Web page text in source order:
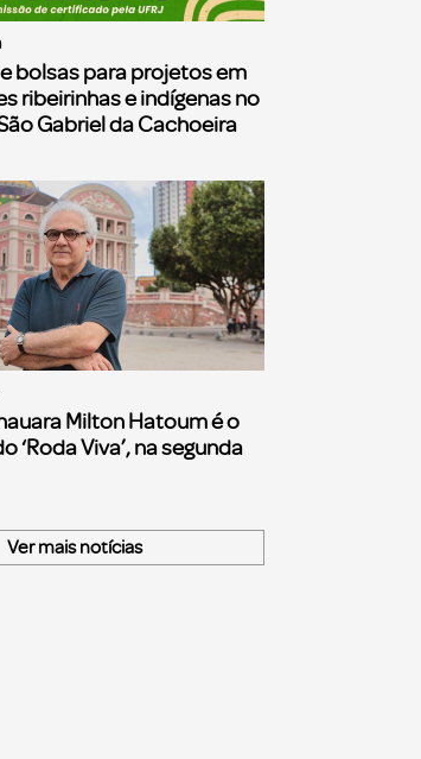
bolsas para projetos em
ribeirinhas e indígenas no
Gabriel da Cachoeira
Milton Hatoum é o
‘Roda Viva’, na segunda
Ver mais notícias